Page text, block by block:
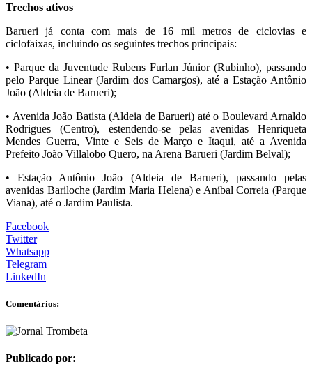
Trechos ativos
Barueri já conta com mais de 16 mil metros de ciclovias e
ciclofaixas, incluindo os seguintes trechos principais:
• Parque da Juventude Rubens Furlan Júnior (Rubinho), passando
pelo Parque Linear (Jardim dos Camargos), até a Estação Antônio
João (Aldeia de Barueri);
• Avenida João Batista (Aldeia de Barueri) até o Boulevard Arnaldo
Rodrigues (Centro), estendendo-se pelas avenidas Henriqueta
Mendes Guerra, Vinte e Seis de Março e Itaqui, até a Avenida
Prefeito João Villalobo Quero, na Arena Barueri (Jardim Belval);
• Estação Antônio João (Aldeia de Barueri), passando pelas
avenidas Bariloche (Jardim Maria Helena) e Aníbal Correia (Parque
Viana), até o Jardim Paulista.
Facebook
Twitter
Whatsapp
Telegram
LinkedIn
Comentários:
Publicado por: